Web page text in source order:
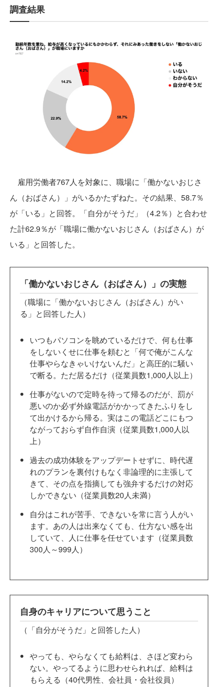
調査結果
雇用労働者767人を対象に、職場に「働かないおじさ
ん（おばさん）」がいるかたずねた。その結果、58.7％
が「いる」と回答。「自分がそうだ」（4.2％）と合わせ
た計62.9％が「職場に働かないおじさん（おばさん）が
いる」と回答した。
「働かないおじさん（おばさん）」の実態
（職場に「働かないおじさん（おばさん）がい
る」と回答した人）
いつもパソコンを眺めているだけで、何も仕事
をしないくせに仕事を頼むと「何で俺がこんな
仕事やらなきゃいけないんだ」と高圧的に騒い
で断る。ただ居るだけ（従業員数1,000人以上）
仕事がないので定時を待って帰るのだが、罰が
悪いのか必ず外線電話がかかってきたふりをし
て出かけるから帰る。実はこの電話どこにもつ
ながっておらず自作自演（従業員数1,000人以
上）
過去の成功体験をアップデートせずに、時代遅
れのプランを裏付けもなく非論理的に主張して
きて、その点を指摘しても強弁するだけの対応
しかできない（従業員数20人未満）
自分はこれが苦手、できないを常に言う人がい
ます。あの人は出来なくても、仕方ない感を出
していて、人に仕事を任せています（従業員数
300人～999人）
自身のキャリアについて思うこと
（「自分がそうだ」と回答した人）
やっても、やらなくても給料は、さほど変わら
ない。やってるように思わせられれば、給料は
もらえる（40代男性、会社員・会社役員）